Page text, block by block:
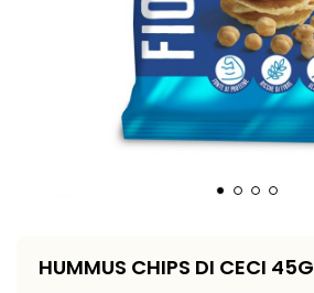
HUMMUS CHIPS DI CECI 45G